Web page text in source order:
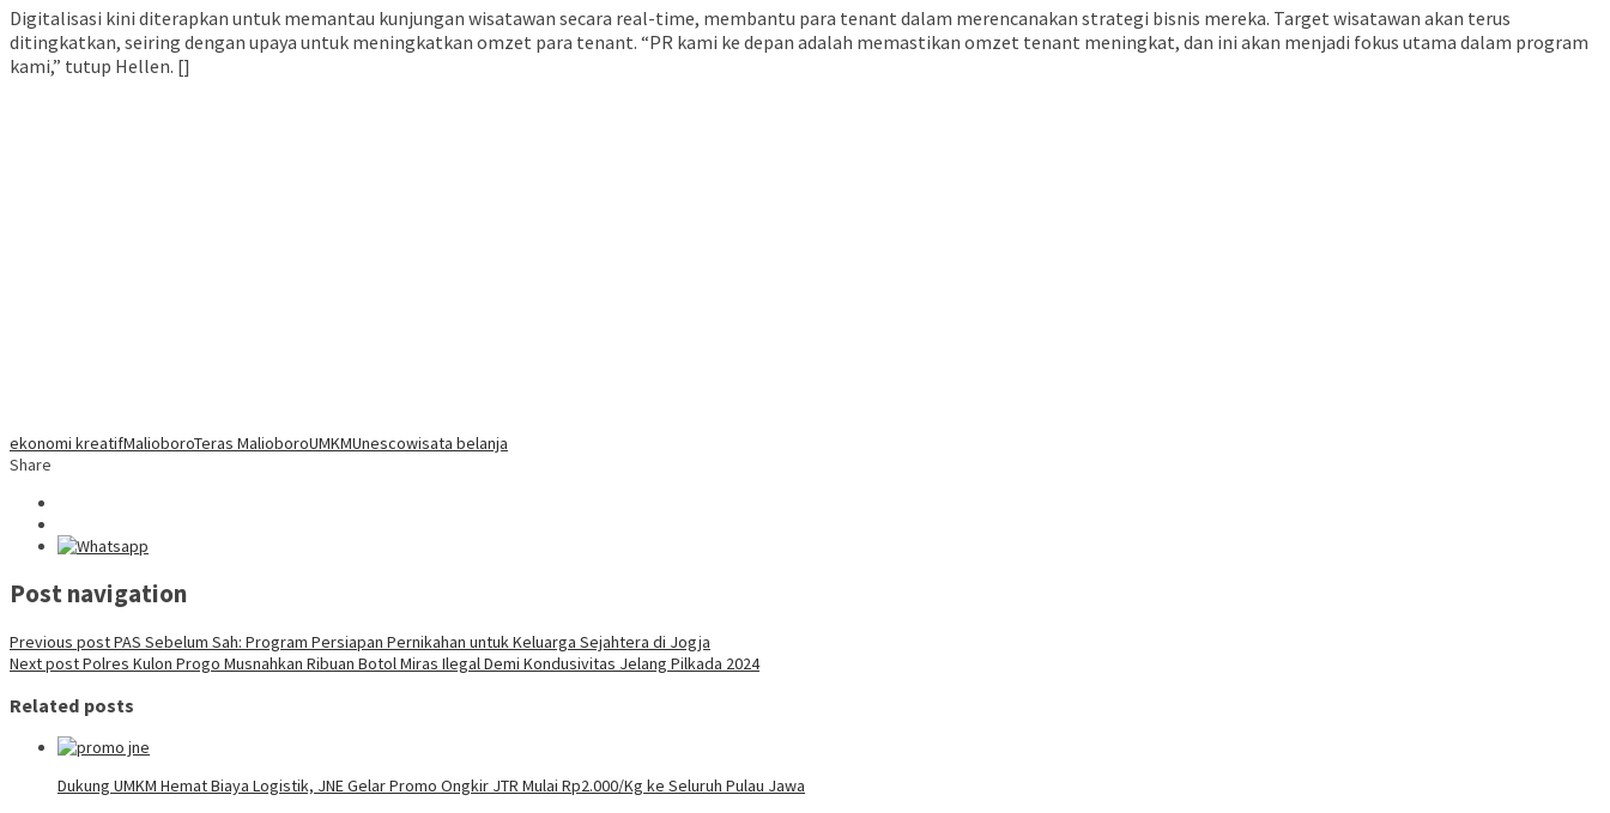
Digitalisasi kini diterapkan untuk memantau kunjungan wisatawan secara real-time, membantu para tenant dalam merencanakan strategi bisnis mereka. Target wisatawan akan terus
ditingkatkan, seiring dengan upaya untuk meningkatkan omzet para tenant. “PR kami ke depan adalah memastikan omzet tenant meningkat, dan ini akan menjadi fokus utama dalam program
kami,” tutup Hellen. []
ekonomi kreatifMalioboroTeras MalioboroUMKMUnescowisata belanja
Share
Post navigation
Previous postPAS Sebelum Sah: Program Persiapan Pernikahan untuk Keluarga Sejahtera di Jogja
Next postPolres Kulon Progo Musnahkan Ribuan Botol Miras Ilegal Demi Kondusivitas Jelang Pilkada 2024
Related posts
Dukung UMKM Hemat Biaya Logistik, JNE Gelar Promo Ongkir JTR Mulai Rp2.000/Kg ke Seluruh Pulau Jawa